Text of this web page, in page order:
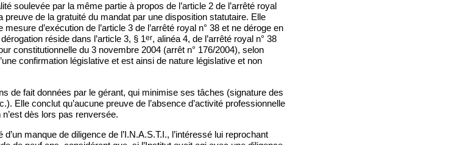
soulevée par la même partie à propos de l’article 2 de l’arrêté royal
preuve de la gratuité du mandat par une disposition statutaire. Elle
d’exécution de l’article 3 de l’arrêté royal n° 38 et ne déroge en
réside dans l’article 3, § 1er, alinéa 4, de l’arrêté royal n° 38
constitutionnelle du 3 novembre 2004 (arrêt n° 176/2004), selon
confirmation législative et est ainsi de nature législative et non
de fait données par le gérant, qui minimise ses tâches (signature des
Elle conclut qu’aucune preuve de l’absence d’activité professionnelle
dès lors pas renversée.
manque de diligence de l’I.N.A.S.T.I., l’intéressé lui reprochant